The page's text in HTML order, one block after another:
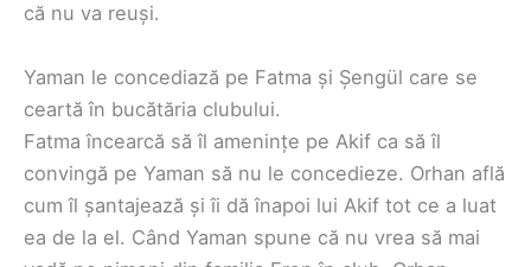
că nu va reuși.
Yaman le concediază pe Fatma și Șengül care se
ceartă în bucătăria clubului.
Fatma încearcă să îl amenințe pe Akif ca să îl
convingă pe Yaman să nu le concedieze. Orhan află
cum îl șantajează și îi dă înapoi lui Akif tot ce a luat
ea de la el. Când Yaman spune că nu vrea să mai